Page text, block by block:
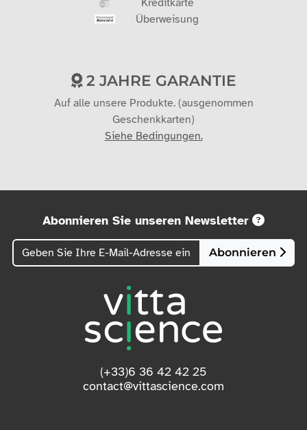
Überweisung
2 JAHRE GARANTIE
Auf alle unsere Produkte. (ausgenommen
Geschenkkarten)
Siehe Bedingungen.
Abonnieren Sie unseren Newsletter
Abonnieren
(+33)6 36 42 42 25
contact@vittascience.com